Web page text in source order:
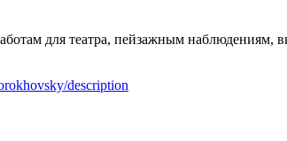
для театра, пейзажным
description